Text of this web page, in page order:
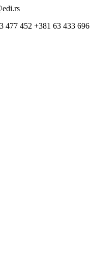
477 452 +381 63 433 696